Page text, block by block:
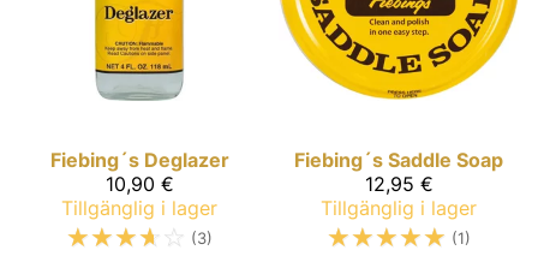
Fiebing´s Deglazer
10,90 €
Tillgänglig i lager
☆☆☆☆ ☆ (3)
Fiebing´s Saddle Soap
12,95 €
Tillgänglig i lager
☆☆☆☆☆ (1)